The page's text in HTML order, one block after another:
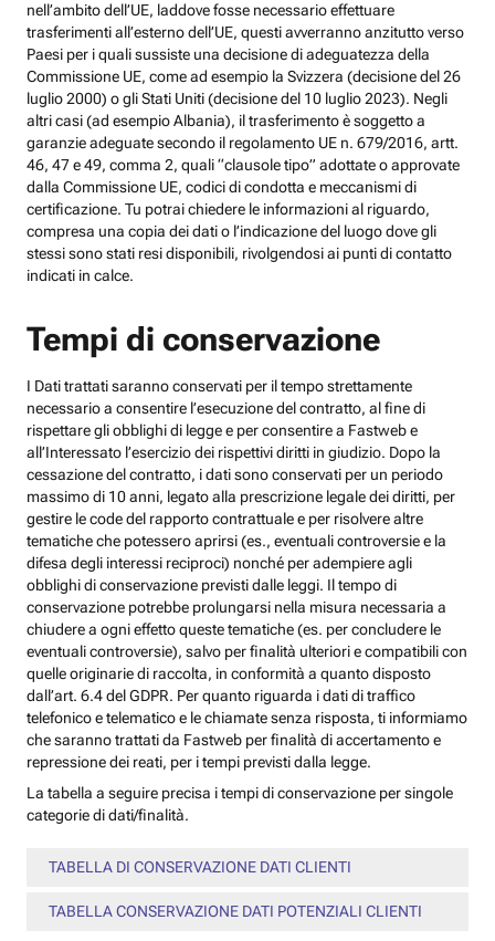
nell’ambito dell’UE, laddove fosse necessario effettuare
trasferimenti all’esterno dell’UE, questi avverranno anzitutto verso
Paesi per i quali sussiste una decisione di adeguatezza della
Commissione UE, come ad esempio la Svizzera (decisione del 26
luglio 2000) o gli Stati Uniti (decisione del 10 luglio 2023). Negli
altri casi (ad esempio Albania), il trasferimento è soggetto a
garanzie adeguate secondo il regolamento UE n. 679/2016, artt.
46, 47 e 49, comma 2, quali “clausole tipo” adottate o approvate
dalla Commissione UE, codici di condotta e meccanismi di
certificazione. Tu potrai chiedere le informazioni al riguardo,
compresa una copia dei dati o l’indicazione del luogo dove gli
stessi sono stati resi disponibili, rivolgendosi ai punti di contatto
indicati in calce.
Tempi di conservazione
I Dati trattati saranno conservati per il tempo strettamente
necessario a consentire l’esecuzione del contratto, al fine di
rispettare gli obblighi di legge e per consentire a Fastweb e
all’Interessato l’esercizio dei rispettivi diritti in giudizio. Dopo la
cessazione del contratto, i dati sono conservati per un periodo
massimo di 10 anni, legato alla prescrizione legale dei diritti, per
gestire le code del rapporto contrattuale e per risolvere altre
tematiche che potessero aprirsi (es., eventuali controversie e la
difesa degli interessi reciproci) nonché per adempiere agli
obblighi di conservazione previsti dalle leggi. Il tempo di
conservazione potrebbe prolungarsi nella misura necessaria a
chiudere a ogni effetto queste tematiche (es. per concludere le
eventuali controversie), salvo per finalità ulteriori e compatibili con
quelle originarie di raccolta, in conformità a quanto disposto
dall’art. 6.4 del GDPR. Per quanto riguarda i dati di traffico
telefonico e telematico e le chiamate senza risposta, ti informiamo
che saranno trattati da Fastweb per finalità di accertamento e
repressione dei reati, per i tempi previsti dalla legge.
La tabella a seguire precisa i tempi di conservazione per singole
categorie di dati/finalità.
TABELLA DI CONSERVAZIONE DATI CLIENTI
TABELLA CONSERVAZIONE DATI POTENZIALI CLIENTI